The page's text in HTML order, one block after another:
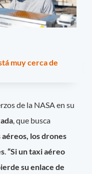
muy cerca de
de la NASA en su
, que busca
aéreos, los drones
.“Si un taxi aéreo
su enlace de